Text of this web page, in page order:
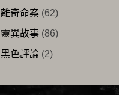
離奇命案(62)
靈異故事(86)
黑色評論(2)